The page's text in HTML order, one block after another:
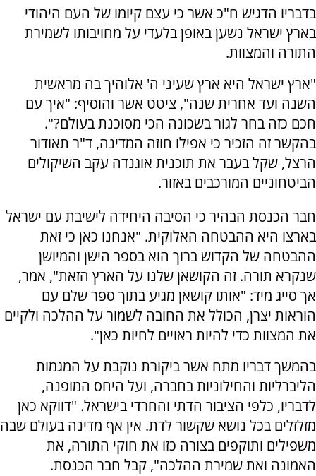
בדבריו הדגיש ח"כ אשר כי עצם קיומו של העם היהודי
בארץ ישראל נשען באופן בלעדי על מחויבותו לשמירת
התורה והמצוות.
"ארץ ישראל היא ארץ שעיני ה' אלוהיך בה מראשית
השנה ועד אחרית שנה", ציטט אשר והוסיף: "איך עם
חכם כזה בחר לגור בשכונה הכי מסוכנת בעולם?".
בהקשר זה הזכיר כי אפילו חוזה המדינה, ד"ר תאודור
הרצל, שקל בעבר את תוכנית אוגנדה עקב השיקולים
הביטחוניים המורכבים באזור.
חבר הכנסת הבהיר כי הסיבה היחידה לישיבת עם ישראל
בארצו היא ההבטחה האלוקית. "אנחנו כאן כי זאת
ההבטחה של הקדוש ברוך הוא בספר הישן והמיושן
שנקרא תורה. זה הקושאן שלנו על הארץ הזאת", אמר,
אך סייג מיד: "אותו קושאן מגיע בתוך ספר שלם עם
הוראות יצרן, הכולל את החובה לשמור על ההלכה ולקיים
את המצוות כדי להיות ראויים לחיות כאן".
בהמשך דבריו מתח אשר ביקורת נוקבת על המגמות
הליברליות והחילוניות בחברה, ועל היחס המופנה,
לדבריו, כלפי הציבור הדתי והחרדי בישראל. "דווקא כאן
מזלזלים בכל נושא שקשור לדת. אין אף מדינה בעולם שבה
משפילים ותוקפים בצורה כזו את חוקי התורה, את
האמונה ואת שמירת ההלכה", קבל חבר הכנסת.